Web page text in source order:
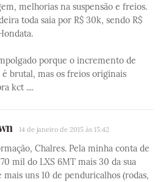
melhorias na suspensão e freios.
toda saia por R$ 30k, sendo R$
porque o incremento de
brutal, mas os freios originais
kct ....
14 de janeiro de 2015 às 15:42
Chalres. Pela minha conta de
mil do LXS 6MT mais 30 da sua
mais uns 10 de penduricalhos (rodas,